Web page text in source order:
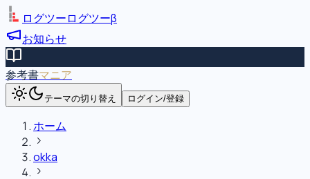
ログツーログツーβ
お知らせ
参考書マニア
テーマの切り替え ログイン/登録
ホーム
okka